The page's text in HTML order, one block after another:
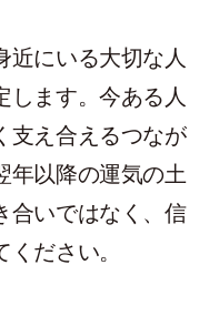
近にいる大切な人
します。今ある人
支え合えるつなが
年以降の運気の土
合いではなく、信
ださい。